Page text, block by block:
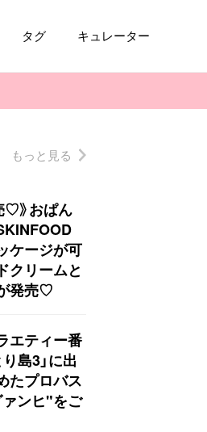
タグ キュレーター
もっと見る
♡》おぱん
ケージが可
クリームと
発売♡
エティー番
島3」に出
たプロバス
ンヒ"をご